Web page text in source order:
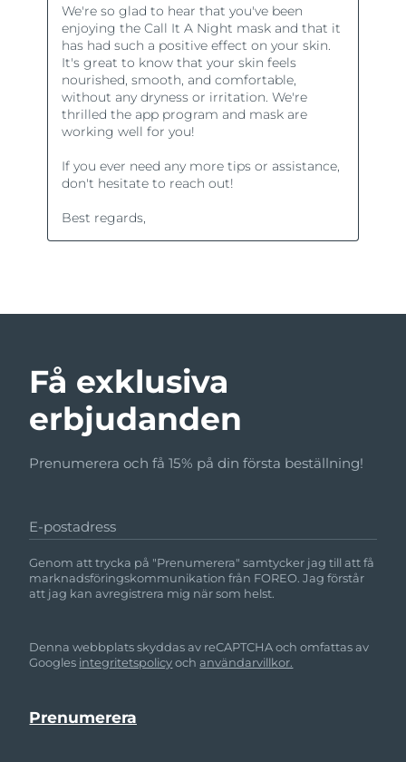
Få exklusiva
erbjudanden
Prenumerera och få 15% på din första beställning!
E-postadress
Genom att trycka på "Prenumerera" samtycker jag till att få
marknadsföringskommunikation från FOREO. Jag förstår
att jag kan avregistrera mig när som helst.
Denna webbplats skyddas av reCAPTCHA och omfattas av
Googles integritetspolicyochanvändarvillkor.